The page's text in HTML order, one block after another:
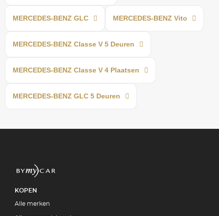
MERCEDES-BENZ GLC MERCEDES-BENZ Vito
MERCEDES-BENZ Classe V 5 Deuren
MERCEDES-BENZ Classe V 4 Plaatsen
MERCEDES-BENZ GLC 5 Deuren
KOPEN
Alle merken